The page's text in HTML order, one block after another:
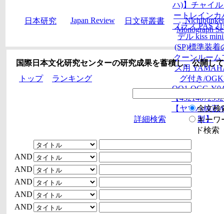
日本研究 Japan Review 日文研叢書
ハ)】チャイ
ートレインカ
プラス PAS
デル kiss
(SP)標準装着
クーンルーム
ス用
グ付き/
QQ1-OGG-
【
【ヤマハ純正
製】
Monograph
国際日本文化研究センターの研究成果を蓄積し、公開し
トップ
ランキング
詳細検索
全文検
キーワ
ド検索
AND
AND
AND
AND
AND